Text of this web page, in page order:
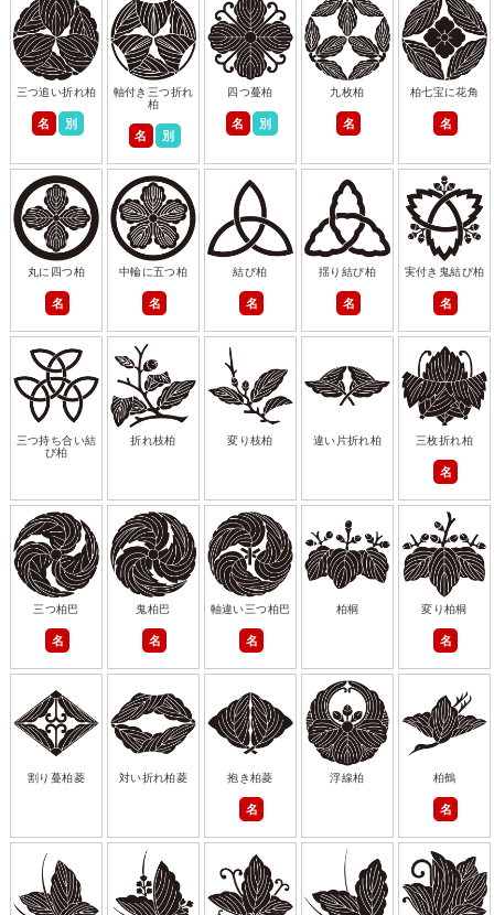
三つ追い折れ柏
名 別
軸付き三つ折れ
柏
名 別
四つ蔓柏
名 別
九枚柏
名
柏七宝に花角
名
丸に四つ柏
名
中輪に五つ柏
名
結び柏
名
揺り結び柏
名
実付き鬼結び柏
名
三つ持ち合い結
び柏
折れ枝柏 変り枝柏 違い片折れ柏 三枚折れ柏
名
三つ柏巴
名
鬼柏巴
名
軸違い三つ柏巴
名
柏桐 変り柏桐
名
割り蔓柏菱 対い折れ柏菱 抱き柏菱
名
浮線柏 柏鶴
名